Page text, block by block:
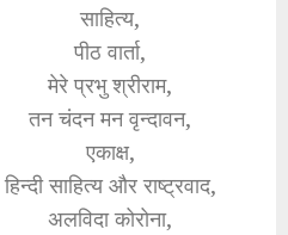
साहित्य,
पीठ वार्ता,
मेरे प्रभु श्रीराम,
तन चंदन मन वृन्दावन,
एकाक्ष,
हिन्दी साहित्य और राष्ट्रवाद,
अलविदा कोरोना,